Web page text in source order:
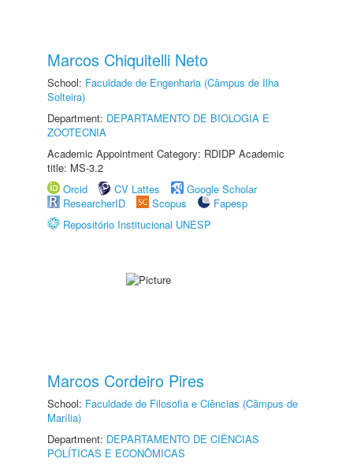
Marcos Chiquitelli Neto
School: Faculdade de Engenharia (Câmpus de Ilha
Solteira)
Department: DEPARTAMENTO DE BIOLOGIA E
ZOOTECNIA
Academic Appointment Category: RDIDP Academic
title: MS-3.2
Orcid
CV Lattes
Google Scholar
ResearcherID
Scopus
Fapesp
Repositório Institucional UNESP
Marcos Cordeiro Pires
School: Faculdade de Filosofia e Ciências (Câmpus de
Marília)
Department: DEPARTAMENTO DE CIÊNCIAS
POLÍTICAS E ECONÔMICAS